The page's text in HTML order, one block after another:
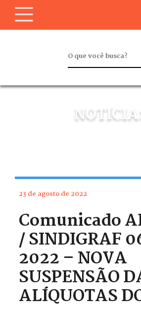
23 de agosto de 2022
Comunicado
/ SINDIGRAF
2022 – NOVA
SUSPENSÃO
ALÍQUOTAS